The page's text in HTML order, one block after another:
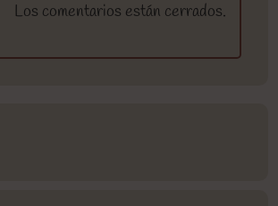
Los comentarios están cerrados.